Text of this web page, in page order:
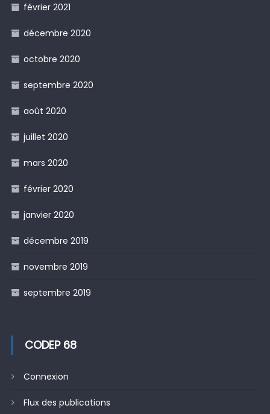
février 2021
décembre 2020
octobre 2020
septembre 2020
août 2020
juillet 2020
mars 2020
février 2020
janvier 2020
décembre 2019
novembre 2019
septembre 2019
CODEP 68
Connexion
Flux des publications